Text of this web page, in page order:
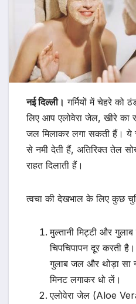
नई दिल्ली। गर्मियों में चेहरे को
लिए आप एलोवेरा जेल, खीरे का
जल मिलाकर लगा सकती हैं। ये
से नमी देती हैं, अतिरिक्त तेल
राहत दिलाती हैं।
त्वचा की देखभाल के लिए कुछ
मुल्तानी मिट्टी और
चिपचिपापन दूर करती
गुलाब जल और थोड़ा सा
मिनट लगाकर धो लें।
एलोवेरा जेल (Aloe